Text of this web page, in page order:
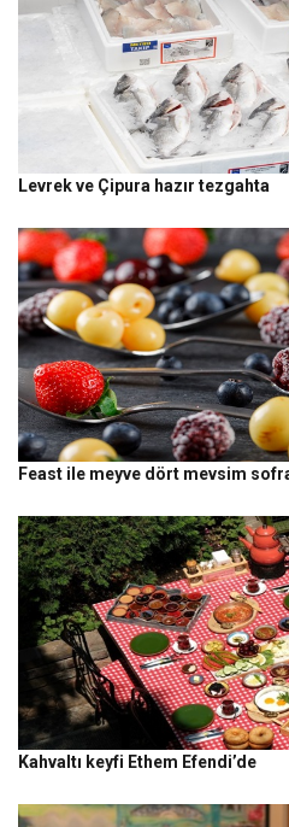
Levrek ve Çipura hazır tezgahta
Feast ile meyve dört mevsim
Kahvaltı keyfi Ethem Efendi’de